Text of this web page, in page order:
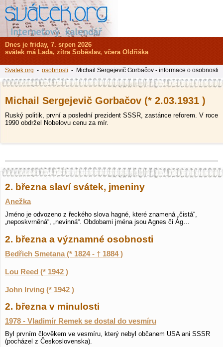
Michail Sergejevič Gorbačov (* 2.03.1931 )
Ruský politik, první a poslední prezident SSSR, zastánce reforem. V roce
1990 obdržel Nobelovu cenu za mír.
2. března slaví svátek, jmeniny
Anežka
Jméno je odvozeno z řeckého slova hagné, které znamená „čistá“,
„neposkvrněná“, „nevinná“. Obdobami jména jsou Agnes či Ág…
2. března a významné osobnosti
Bedřich Smetana (* 1824 - † 1884 )
Lou Reed (* 1942 )
John Irving (* 1942 )
2. března v minulosti
1978 - Vladimír Remek se dostal do vesmíru
Byl prvním člověkem ve vesmíru, který nebyl občanem USA ani SSSR
(pocházel z Československa).
Dnes je friday, 7. srpen 2026
svátek má Lada, zítra Soběslav, včera Oldřiška
Svatek.org - osobnosti - Michail Sergejevič Gorbačov - informace o osobnosti